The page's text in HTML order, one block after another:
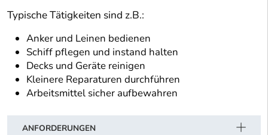
Typische Tätigkeiten sind z.B.:
Anker und Leinen bedienen
Schiff pflegen und instand halten
Decks und Geräte reinigen
Kleinere Reparaturen durchführen
Arbeitsmittel sicher aufbewahren
ANFORDERUNGEN